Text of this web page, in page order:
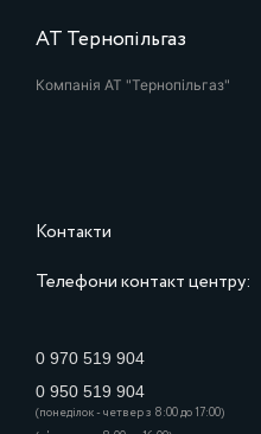
АТ Тернопільгаз
Компанія АТ "Тернопільгаз"
Контакти
Телефони контакт центру:
0 970 519 904
0 950 519 904
(понеділок - четвер з 8:00 до 17:00)